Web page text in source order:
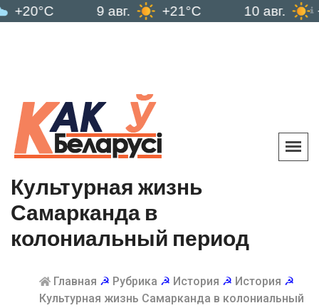
+21°C 10 авг. +25°C
Культурная жизнь
Самарканда в
колониальный период
Главная ☭ Рубрика ☭ История ☭ История ☭
Культурная жизнь Самарканда в колониальный